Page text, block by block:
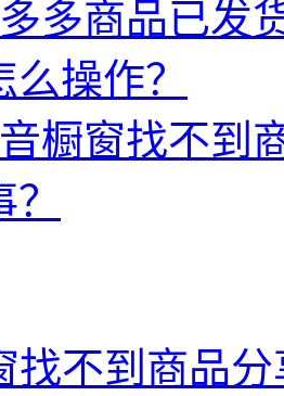
多商品已发
操作？
橱窗找不到
找不到商品